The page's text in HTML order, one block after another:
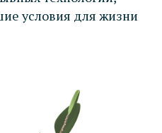
условия для жизни